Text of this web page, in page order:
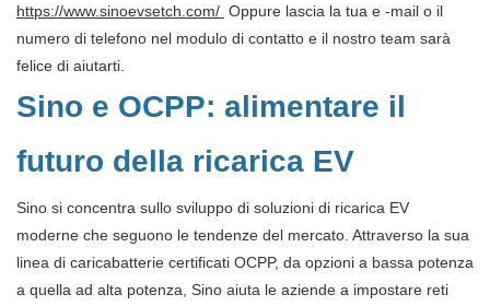
https://www.sinoevsetch.com/ Oppure lascia la tua e -mail o il
numero di telefono nel modulo di contatto e il nostro team sarà
felice di aiutarti.
Sino e OCPP: alimentare il
futuro della ricarica EV
Sino si concentra sullo sviluppo di soluzioni di ricarica EV
moderne che seguono le tendenze del mercato. Attraverso la sua
linea di caricabatterie certificati OCPP, da opzioni a bassa potenza
a quella ad alta potenza, Sino aiuta le aziende a impostare reti